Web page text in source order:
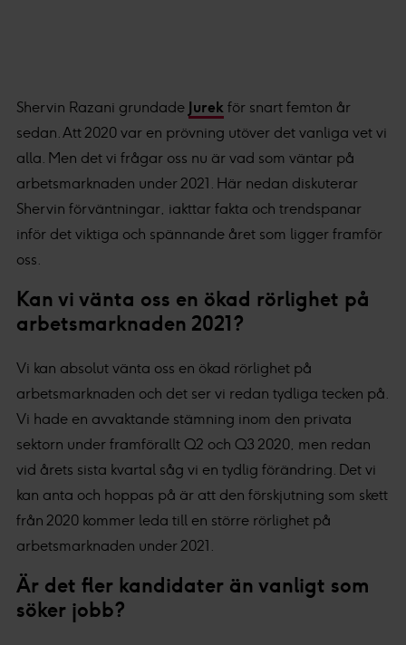
Shervin Razani grundade Jurek för snart femton år
sedan. Att 2020 var en prövning utöver det vanliga vet vi
alla. Men det vi frågar oss nu är vad som väntar på
arbetsmarknaden under 2021. Här nedan diskuterar
Shervin förväntningar, iakttar fakta och trendspanar
inför det viktiga och spännande året som ligger framför
oss.
Kan vi vänta oss en ökad rörlighet på
arbetsmarknaden 2021?
Vi kan absolut vänta oss en ökad rörlighet på
arbetsmarknaden och det ser vi redan tydliga tecken på.
Vi hade en avvaktande stämning inom den privata
sektorn under framförallt Q2 och Q3 2020, men redan
vid årets sista kvartal såg vi en tydlig förändring. Det vi
kan anta och hoppas på är att den förskjutning som skett
från 2020 kommer leda till en större rörlighet på
arbetsmarknaden under 2021.
Är det fler kandidater än vanligt som
söker jobb?